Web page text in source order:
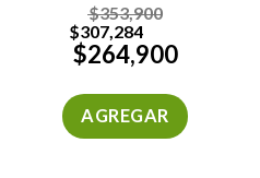
$353,900
$307,284
$264,900
AGREGAR